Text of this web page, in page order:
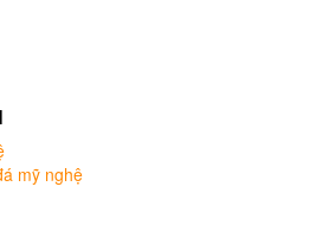
mỹ nghệ